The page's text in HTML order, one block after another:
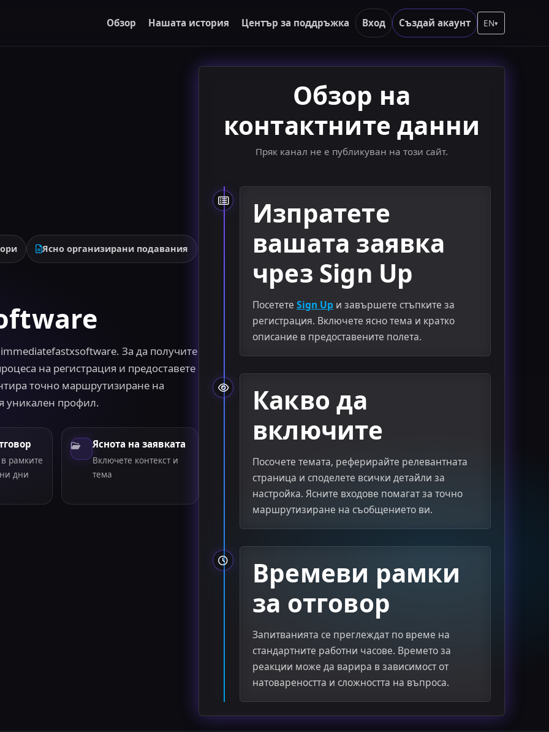
Обзор Нашата история Център за поддръжка Вход Създай акаунт EN▾
Ясно организирани подавания
За да получите
на регистрация и предоставете
точно маршрутизиране на
уникален профил.
рамките
дни
Яснота на заявката
Включете контекст и
тема
Обзор на
контактните данни
Пряк канал не е публикуван на този сайт.
Изпратете
вашата заявка
чрез Sign Up
Посетете Sign Up и завършете стъпките за
регистрация. Включете ясно тема и кратко
описание в предоставените полета.
Какво да
включите
Посочете темата, реферирайте релевантната
страница и споделете всички детайли за
настройка. Ясните входове помагат за точно
маршрутизиране на съобщението ви.
Времеви рамки
за отговор
Запитванията се преглеждат по време на
стандартните работни часове. Времето за
реакции може да варира в зависимост от
натовареността и сложността на въпроса.